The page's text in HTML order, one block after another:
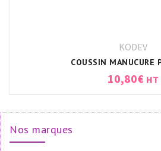
KODEV
10,80€ HT
Nos marques